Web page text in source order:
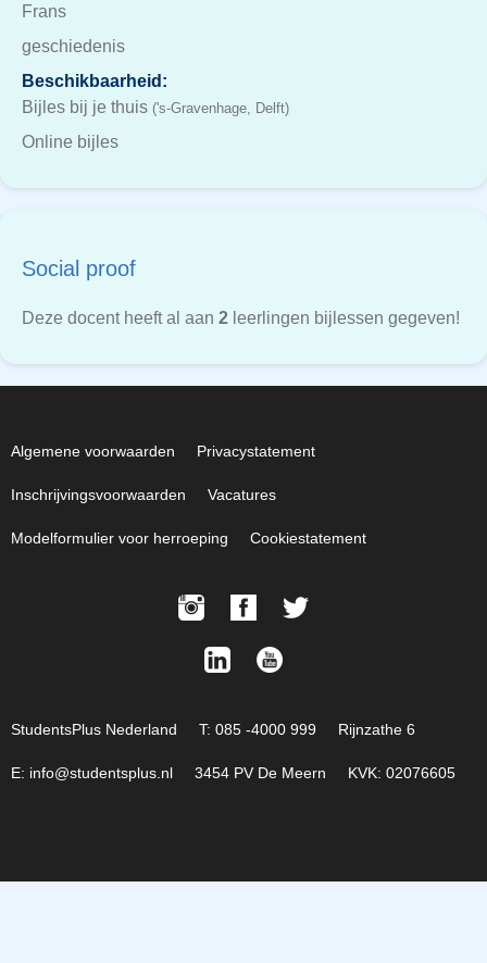
Frans
geschiedenis
Beschikbaarheid:
Bijles bij je thuis ('s-Gravenhage, Delft)
Online bijles
Social proof
Deze docent heeft al aan 2 leerlingen bijlessen gegeven!
Algemene voorwaarden Privacystatement
Inschrijvingsvoorwaarden Vacatures
Modelformulier voor herroeping Cookiestatement
StudentsPlus Nederland T: 085 -4000 999 Rijnzathe 6
E: info@studentsplus.nl 3454 PV De Meern KVK: 02076605